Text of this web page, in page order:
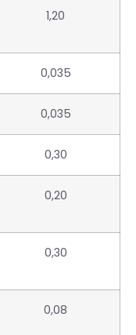
1,20
0,035
0,035
0,30
0,20
0,30
0,08